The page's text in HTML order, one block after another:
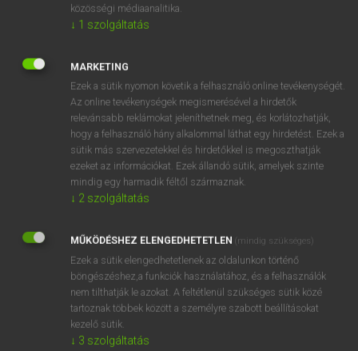
OOOOPS!
SZOTAR.NET APPLIKÁCIÓ
MICROSOFT OFFICE BŐVÍTMÉNY
BEÉPÜLŐ SZÓTÁRMODUL
ONLINE NYELVVIZSGA
EGYÉNI FELHASZNÁLÓKNAK
TANULÓKNAK
OKTATÁSI INTÉZMÉNYEKNEK
VÁLLALATI MEGOLDÁSOK
közösségi médiaanalitika.
↓ 1 szolgáltatás
MARKETING
Ezek a sütik nyomon követik a felhasználó online tevékenységét.
Az online tevékenységek megismerésével a hirdetők
relevánsabb reklámokat jeleníthetnek meg, és korlátozhatják,
hogy a felhasználó hány alkalommal láthat egy hirdetést. Ezek a
sütik más szervezetekkel és hirdetőkkel is megoszthatják
ezeket az információkat. Ezek állandó sütik, amelyek szinte
mindig egy harmadik féltől származnak.
↓ 2 szolgáltatás
MŰKÖDÉSHEZ ELENGEDHETETLEN (mindig szükséges)
Ezek a sütik elengedhetetlenek az oldalunkon történő
böngészéshez,a funkciók használatához, és a felhasználók
nem tilthatják le azokat. A feltétlenül szükséges sütik közé
tartoznak többek között a személyre szabott beállításokat
kezelő sütik.
↓ 3 szolgáltatás